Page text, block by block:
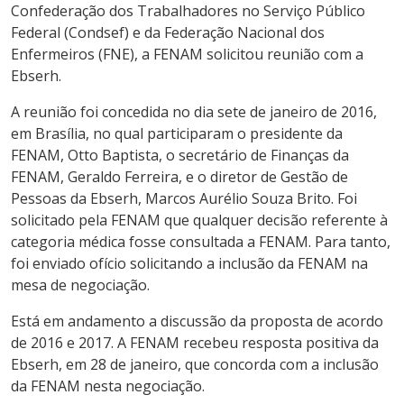
Confederação dos Trabalhadores no Serviço Público
Federal (Condsef) e da Federação Nacional dos
Enfermeiros (FNE), a FENAM solicitou reunião com a
Ebserh.
A reunião foi concedida no dia sete de janeiro de 2016,
em Brasília, no qual participaram o presidente da
FENAM, Otto Baptista, o secretário de Finanças da
FENAM, Geraldo Ferreira, e o diretor de Gestão de
Pessoas da Ebserh, Marcos Aurélio Souza Brito. Foi
solicitado pela FENAM que qualquer decisão referente à
categoria médica fosse consultada a FENAM. Para tanto,
foi enviado ofício solicitando a inclusão da FENAM na
mesa de negociação.
Está em andamento a discussão da proposta de acordo
de 2016 e 2017. A FENAM recebeu resposta positiva da
Ebserh, em 28 de janeiro, que concorda com a inclusão
da FENAM nesta negociação.